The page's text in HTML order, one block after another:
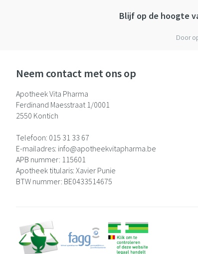
Blijf op de hoogte
Door
Neem contact met ons op
Apotheek Vita Pharma
Ferdinand Maesstraat 1/0001
2550 Kontich
Telefoon: 015 31 33 67
E-mailadres: info@apotheekvitapharma.be
APB nummer: 115601
Apotheek titularis: Xavier Punie
BTW nummer: BE0433514675